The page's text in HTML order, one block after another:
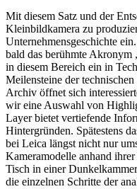
Mit diesem Satz und der
Kleinbildkamera zu
Unternehmensgeschichte
bald das berühmte Akronym
in diesem Bereich ein in
Meilensteine der
Archiv öffnet sich
wir eine Auswahl von
Layer bietet vertiefende
Hintergründen. Spätestens
bei Leica längst nicht nur
Kameramodelle anhand
Tisch in einer
die einzelnen Schritte der